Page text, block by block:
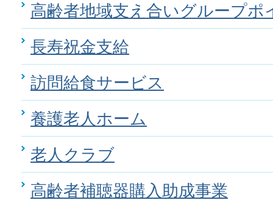
高齢者地域支え合いグループポ
長寿祝金支給
訪問給食サービス
養護老人ホーム
老人クラブ
高齢者補聴器購入助成事業